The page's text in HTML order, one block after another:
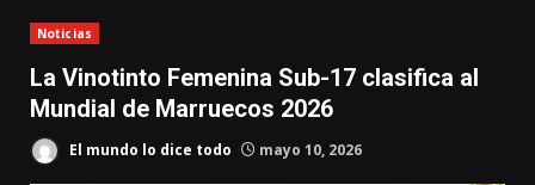
Noticias
La Vinotinto Femenina Sub-17 clasifica al
Mundial de Marruecos 2026
El mundo lo dice todo mayo 10, 2026